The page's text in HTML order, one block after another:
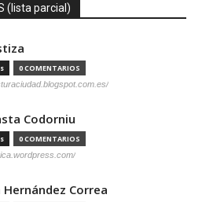
(lista parcial)
0 COMENTARIOS
Codorniu
0 COMENTARIOS
Hernández Correa